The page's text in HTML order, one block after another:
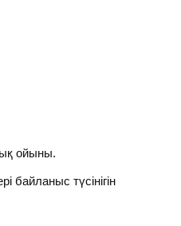
ойыны.
түсінігін